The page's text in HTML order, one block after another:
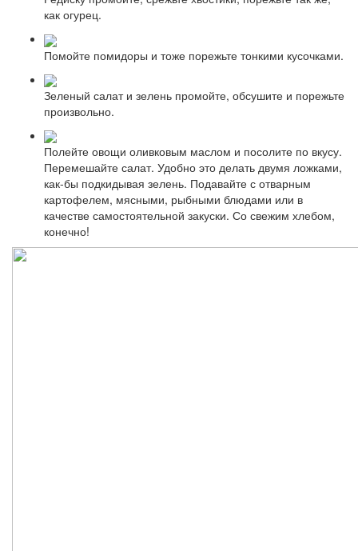
как огурец.
Помойте помидоры и тоже порежьте тонкими кусочками.
Зеленый салат и зелень промойте, обсушите и порежьте
произвольно.
Полейте овощи оливковым маслом и посолите по вкусу.
Перемешайте салат. Удобно это делать двумя ложками,
как-бы подкидывая зелень. Подавайте с отварным
картофелем, мясными, рыбными блюдами или в
качестве самостоятельной закуски. Со свежим хлебом,
конечно!